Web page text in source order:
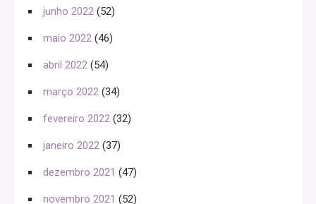
junho 2022 (52)
maio 2022 (46)
abril 2022 (54)
março 2022 (34)
fevereiro 2022 (32)
janeiro 2022 (37)
dezembro 2021 (47)
novembro 2021 (52)